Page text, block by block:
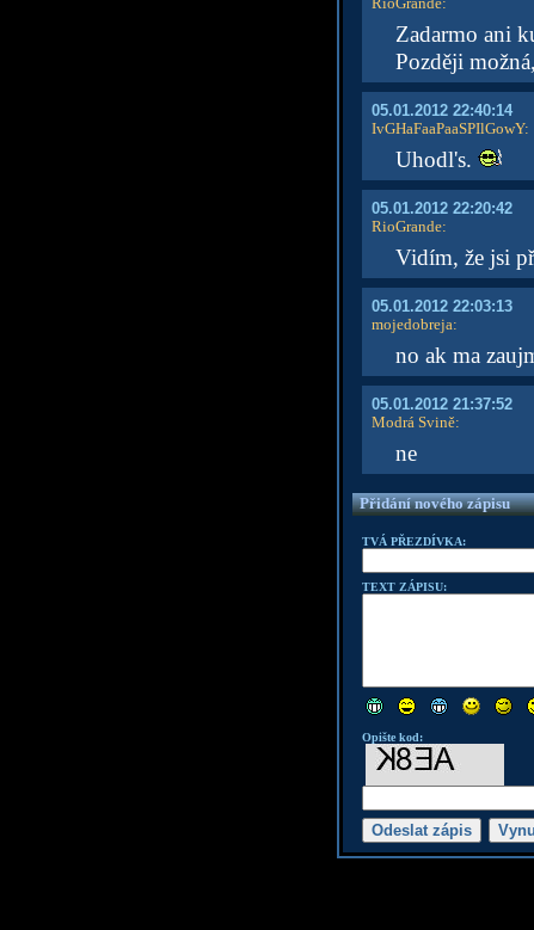
Zadarmo ani
Později
05.01.2012 22:40:14
IvGHaFaaPaaSPIlGowY:
Uhodl's.
05.01.2012 22:20:42
RioGrande:
Vidím, že jsi
05.01.2012 22:03:13
mojedobreja:
no ak ma
05.01.2012 21:37:52
Modrá Svině:
ne
Přidání nového zápisu
TVÁ PŘEZDÍVKA:
TEXT ZÁPISU:
Opište kod: